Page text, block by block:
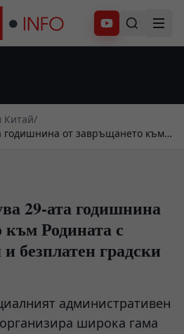
Абонирай се
Китай/
годишнина от завръщането към
29-ата годишнина
Родината с
безплатен градски
административен
широка гама